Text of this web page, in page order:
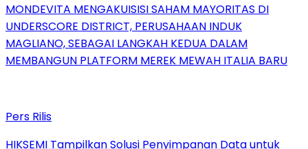
MONDEVITA MENGAKUISISI SAHAM MAYORITAS DI
UNDERSCORE DISTRICT, PERUSAHAAN INDUK
MAGLIANO, SEBAGAI LANGKAH KEDUA DALAM
MEMBANGUN PLATFORM MEREK MEWAH ITALIA BARU
Pers Rilis
HIKSEMI Tampilkan Solusi Penyimpanan Data untuk